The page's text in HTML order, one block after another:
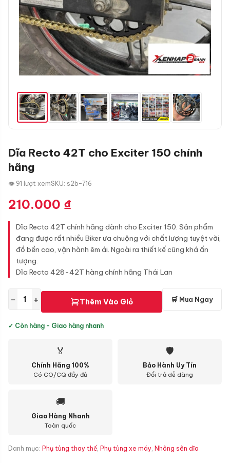
Dĩa Recto 42T cho Exciter 150 chính
hãng
👁 91 lượt xemSKU: s2b-716
210.000 ₫
Dĩa Recto 42T chính hãng dành cho Exciter 150. Sản phẩm
đang được rất nhiều Biker ưa chuộng với chất lượng tuyệt vời,
đồ bền cao, vận hành êm ái. Ngoài ra thiết kế cũng khá ấn
tượng.
Dĩa Recto 428-42T hàng chính hãng Thái Lan
− + Thêm Vào Giỏ 🛒 Mua Ngay
✓ Còn hàng - Giao hàng nhanh
🏅
Chính Hãng 100%
Có CO/CQ đầy đủ
🛡
Bảo Hành Uy Tín
Đổi trả dễ dàng
🚚
Giao Hàng Nhanh
Toàn quốc
Danh mục: Phụ tùng thay thế, Phụ tùng xe máy, Nhông sên dĩa